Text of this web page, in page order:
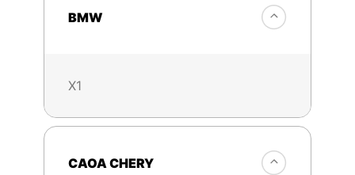
BMW
X1
CAOA CHERY